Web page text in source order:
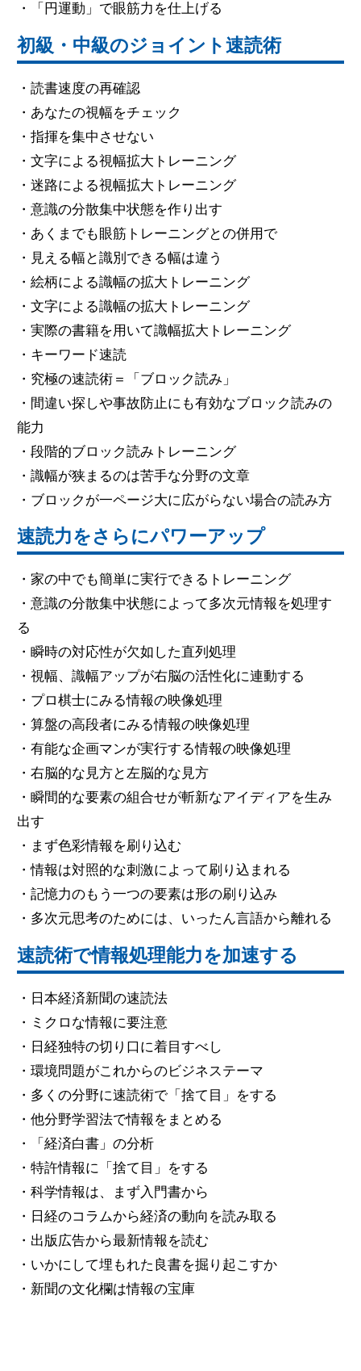
・「円運動」で眼筋力を仕上げる
初級・中級のジョイント速読術
・読書速度の再確認
・あなたの視幅をチェック
・指揮を集中させない
・文字による視幅拡大トレーニング
・迷路による視幅拡大トレーニング
・意識の分散集中状態を作り出す
・あくまでも眼筋トレーニングとの併用で
・見える幅と識別できる幅は違う
・絵柄による識幅の拡大トレーニング
・文字による識幅の拡大トレーニング
・実際の書籍を用いて識幅拡大トレーニング
・キーワード速読
・究極の速読術＝「ブロック読み」
・間違い探しや事故防止にも有効なブロック読みの
能力
・段階的ブロック読みトレーニング
・識幅が狭まるのは苦手な分野の文章
・ブロックが一ページ大に広がらない場合の読み方
速読力をさらにパワーアップ
・家の中でも簡単に実行できるトレーニング
・意識の分散集中状態によって多次元情報を処理す
る
・瞬時の対応性が欠如した直列処理
・視幅、識幅アップが右脳の活性化に連動する
・プロ棋士にみる情報の映像処理
・算盤の高段者にみる情報の映像処理
・有能な企画マンが実行する情報の映像処理
・右脳的な見方と左脳的な見方
・瞬間的な要素の組合せが斬新なアイディアを生み
出す
・まず色彩情報を刷り込む
・情報は対照的な刺激によって刷り込まれる
・記憶力のもう一つの要素は形の刷り込み
・多次元思考のためには、いったん言語から離れる
速読術で情報処理能力を加速する
・日本経済新聞の速読法
・ミクロな情報に要注意
・日経独特の切り口に着目すべし
・環境問題がこれからのビジネステーマ
・多くの分野に速読術で「捨て目」をする
・他分野学習法で情報をまとめる
・「経済白書」の分析
・特許情報に「捨て目」をする
・科学情報は、まず入門書から
・日経のコラムから経済の動向を読み取る
・出版広告から最新情報を読む
・いかにして埋もれた良書を掘り起こすか
・新聞の文化欄は情報の宝庫